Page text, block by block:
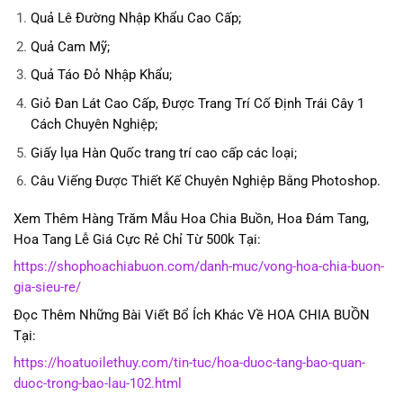
Quả Lê Đường Nhập Khẩu Cao Cấp;
Quả Cam Mỹ;
Quả Táo Đỏ Nhập Khẩu;
Giỏ Đan Lát Cao Cấp, Được Trang Trí Cố Định Trái Cây 1
Cách Chuyên Nghiệp;
Giấy lụa Hàn Quốc trang trí cao cấp các loại;
Câu Viếng Được Thiết Kế Chuyên Nghiệp Bằng Photoshop.
Xem Thêm Hàng Trăm Mẫu Hoa Chia Buồn, Hoa Đám Tang,
Hoa Tang Lễ Giá Cực Rẻ Chỉ Từ 500k Tại:
https://shophoachiabuon.com/danh-muc/vong-hoa-chia-buon-
gia-sieu-re/
Đọc Thêm Những Bài Viết Bổ Ích Khác Về HOA CHIA BUỒN
Tại:
https://hoatuoilethuy.com/tin-tuc/hoa-duoc-tang-bao-quan-
duoc-trong-bao-lau-102.html